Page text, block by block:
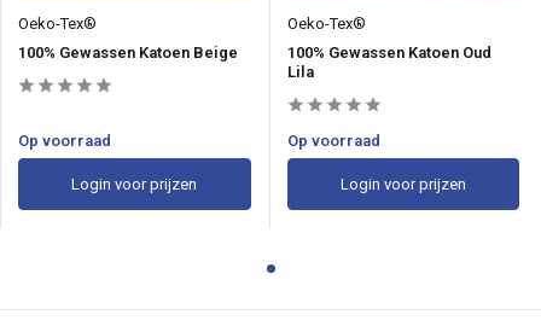
Oeko-Tex®
100% Gewassen Katoen Beige
Op voorraad
Login voor prijzen
Oeko-Tex®
100% Gewassen Katoen Oud
Lila
Op voorraad
Login voor prijzen